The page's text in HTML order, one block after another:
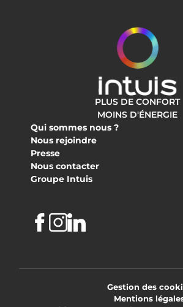
PLUS DE CONFORT
MOINS D'ÉNERGIE
Qui sommes nous ?
Nous rejoindre
Presse
Nous contacter
Groupe Intuis
Facebook
Instagram
Linkedin
Gestion des
Mentions